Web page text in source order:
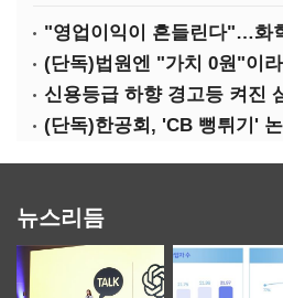
"영업이익이 흔들린다"…화
신용등급 하향 경고등 켜진
뉴스리듬